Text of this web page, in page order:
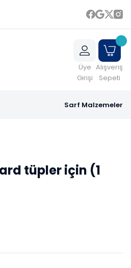
Üye
Girişi
Alışveriş
Sepeti
Sarf Malzemeler
tüpler için (1